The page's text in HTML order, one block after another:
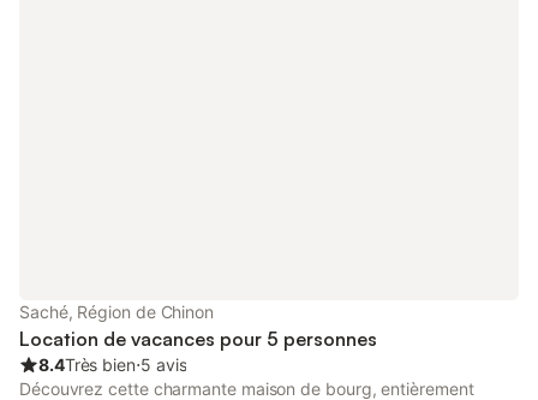
Saché, Région de Chinon
Location de vacances pour 5 personnes
8.4Très bien⋅5 avis
Découvrez cette charmante maison de bourg, entièrement